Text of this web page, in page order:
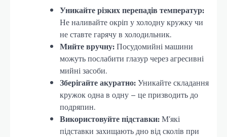
Уникайте різких перепадів температур:
Не наливайте окріп у холодну кружку чи
не ставте гарячу в холодильник.
Мийте вручну:Посудомийні машини
можуть послабити глазур через агресивні
мийні засоби.
Зберігайте акуратно:Уникайте складання
кружок одна в одну – це призводить до
подряпин.
Використовуйте підставки:М’які
підставки захищають дно від сколів при